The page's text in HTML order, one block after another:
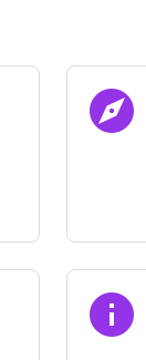
explore
info